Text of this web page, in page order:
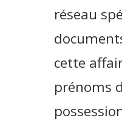
réseau
cette
prénoms